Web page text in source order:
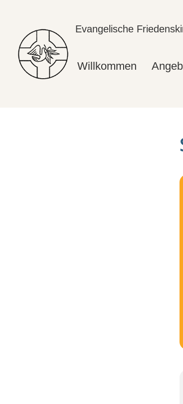
Evangelische
Willkommen